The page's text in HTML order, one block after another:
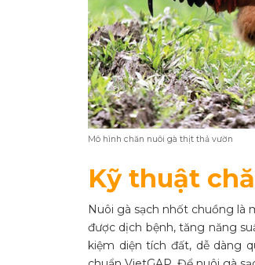
Mô hình chăn nuôi gà thịt thả vườn
Kỹ thuật
Nuôi gà sạch nhốt chuồng là
được dịch bệnh, tăng năng
kiệm diện tích đất, dễ dàng